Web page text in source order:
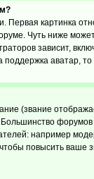
Первая картинка
Чуть ниже
зависит,
аватар,
(звание
например
повысить ваше